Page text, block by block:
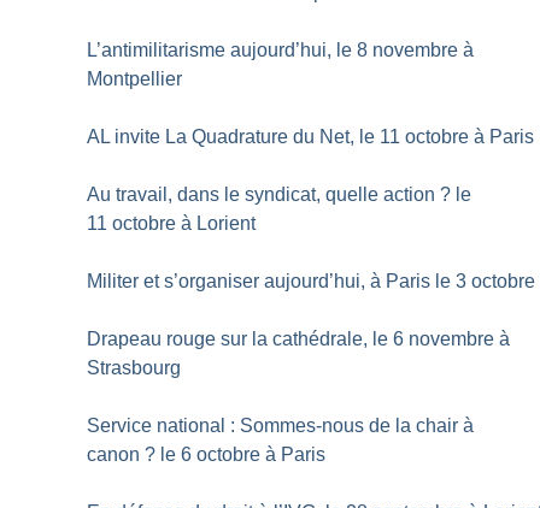
L’antimilitarisme aujourd’hui, le 8 novembre à
Montpellier
AL invite La Quadrature du Net, le 11 octobre à Paris
Au travail, dans le syndicat, quelle action ? le
11 octobre à Lorient
Militer et s’organiser aujourd’hui, à Paris le 3 octobre
Drapeau rouge sur la cathédrale, le 6 novembre à
Strasbourg
Service national : Sommes-nous de la chair à
canon ? le 6 octobre à Paris